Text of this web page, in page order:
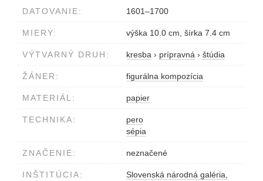
DATOVANIE: 1601–1700
MIERY: výška 10.0 cm, šírka 7.4 cm
VÝTVARNÝ DRUH: kresba › prípravná › štúdia
ŽÁNER: figurálna kompozícia
MATERIÁL: papier
TECHNIKA:
pero
sépia
ZNAČENIE: neznačené
INŠTITÚCIA:
Slovenská národná galéria,